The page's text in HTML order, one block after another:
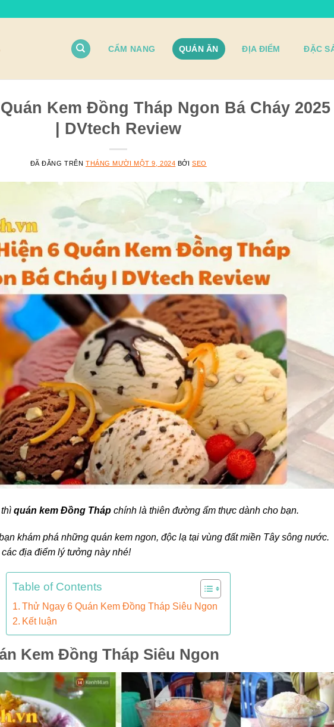
CẨM NANG QUÁN ĂN ĐỊA ĐIỂM ĐẶC
Kem Đồng Tháp Ngon Bá Cháy 2025
| DVtech Review
ĐÃ ĐĂNG TRÊN THÁNG MƯỜI MỘT 9, 2024 BỞISEO
quán kem Đồng Tháp chính là thiên đường ẩm thực dành cho bạn.
khám phá những quán kem ngon, độc lạ tại vùng đất miền Tây sông nước.
địa điểm lý tưởng này nhé!
Table of Contents
Thử Ngay 6 Quán Kem Đồng Tháp Siêu Ngon
Kết luận
Kem Đồng Tháp Siêu Ngon